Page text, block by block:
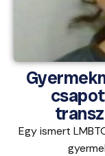
Egy ismert